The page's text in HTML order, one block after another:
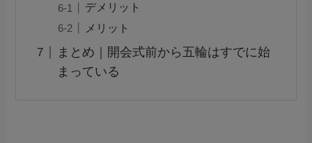
デメリット
メリット
まとめ｜開会式前から五輪はすでに始
まっている